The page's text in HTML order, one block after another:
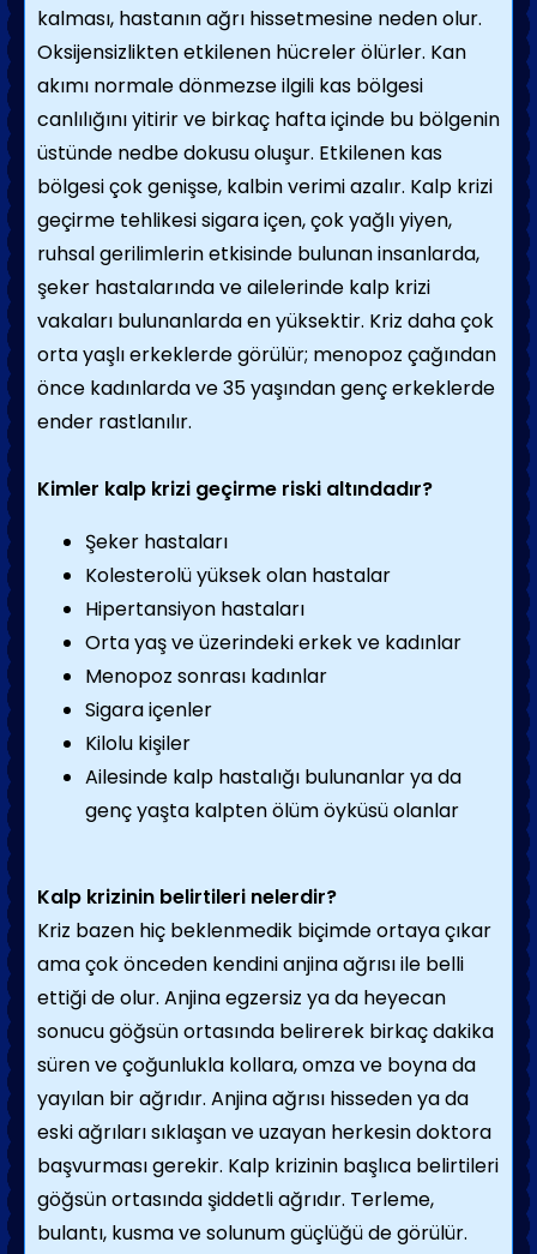
kalması, hastanın ağrı hissetmesine neden olur.
Oksijensizlikten etkilenen hücreler ölürler. Kan
akımı normale dönmezse ilgili kas bölgesi
canlılığını yitirir ve birkaç hafta içinde bu bölgenin
üstünde nedbe dokusu oluşur. Etkilenen kas
bölgesi çok genişse, kalbin verimi azalır. Kalp krizi
geçirme tehlikesi sigara içen, çok yağlı yiyen,
ruhsal gerilimlerin etkisinde bulunan insanlarda,
şeker hastalarında ve ailelerinde kalp krizi
vakaları bulunanlarda en yüksektir. Kriz daha çok
orta yaşlı erkeklerde görülür; menopoz çağından
önce kadınlarda ve 35 yaşından genç erkeklerde
ender rastlanılır.
Kimler kalp krizi geçirme riski altındadır?
Şeker hastaları
Kolesterolü yüksek olan hastalar
Hipertansiyon hastaları
Orta yaş ve üzerindeki erkek ve kadınlar
Menopoz sonrası kadınlar
Sigara içenler
Kilolu kişiler
Ailesinde kalp hastalığı bulunanlar ya da
genç yaşta kalpten ölüm öyküsü olanlar
Kalp krizinin belirtileri nelerdir?
Kriz bazen hiç beklenmedik biçimde ortaya çıkar
ama çok önceden kendini anjina ağrısı ile belli
ettiği de olur. Anjina egzersiz ya da heyecan
sonucu göğsün ortasında belirerek birkaç dakika
süren ve çoğunlukla kollara, omza ve boyna da
yayılan bir ağrıdır. Anjina ağrısı hisseden ya da
eski ağrıları sıklaşan ve uzayan herkesin doktora
başvurması gerekir. Kalp krizinin başlıca belirtileri
göğsün ortasında şiddetli ağrıdır. Terleme,
bulantı, kusma ve solunum güçlüğü de görülür.